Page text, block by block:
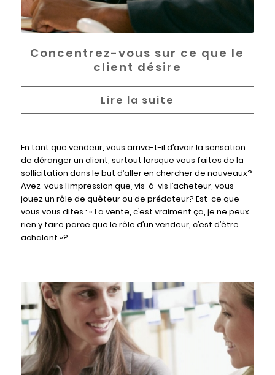
Concentrez-vous sur ce que le
client désire
En tant que vendeur, vous arrive-t-il d’avoir la sensation
de déranger un client, surtout lorsque vous faites de la
sollicitation dans le but d’aller en chercher de nouveaux?
Avez-vous l’impression que, vis-à-vis l’acheteur, vous
jouez un rôle de quêteur ou de prédateur? Est-ce que
vous vous dites : « La vente, c’est vraiment ça, je ne peux
rien y faire parce que le rôle d’un vendeur, c’est d’être
achalant »?